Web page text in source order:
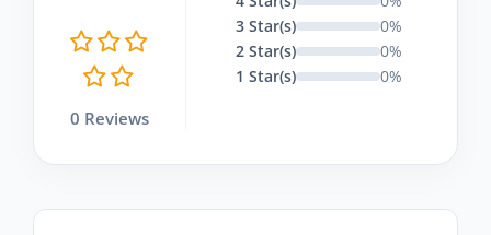
0 Reviews
3 Star(s)
0%
2 Star(s)
0%
1 Star(s)
0%